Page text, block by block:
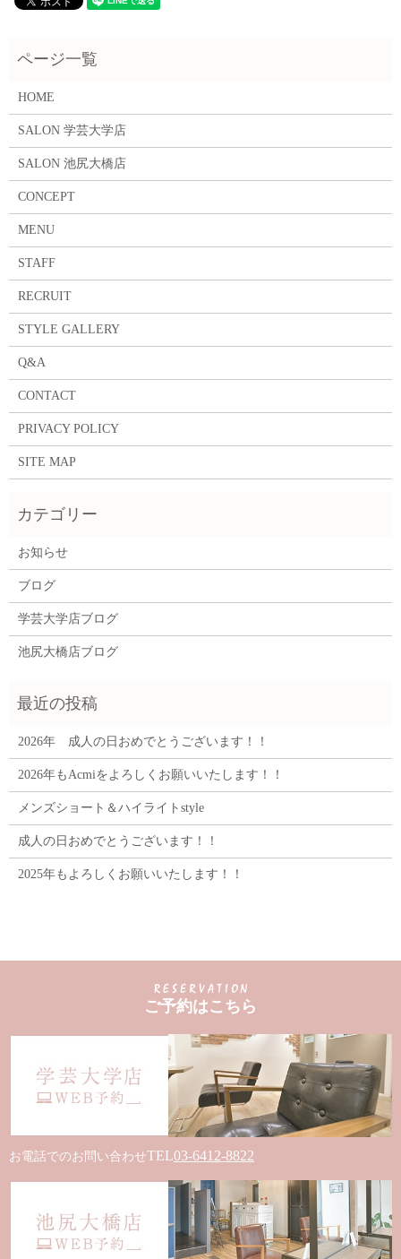
HOME
SALON 学芸大学店
SALON 池尻大橋店
CONCEPT
MENU
STAFF
RECRUIT
STYLE GALLERY
Q&A
CONTACT
PRIVACY POLICY
SITE MAP
お知らせ
ブログ
学芸大学店ブログ
池尻大橋店ブログ
2026年 成人の日おめでとうございます！！
2026年もAcmiをよろしくお願いいたします！！
メンズショート＆ハイライトstyle
成人の日おめでとうございます！！
2025年もよろしくお願いいたします！！
ご予約はこちら
お電話でのお問い合わせTEL03-6412-8822